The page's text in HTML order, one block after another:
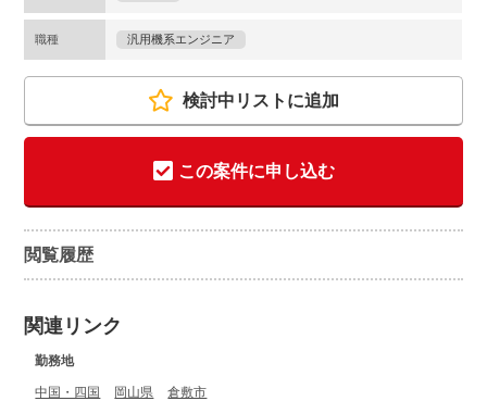
職種 汎用機系エンジニア
検討中リストに追加
この案件に申し込む
閲覧履歴
関連リンク
勤務地
中国・四国 岡山県 倉敷市